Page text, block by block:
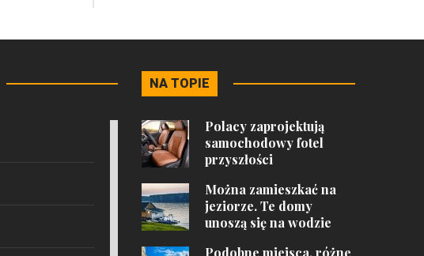
NA TOPIE
Polacy zaprojektują
samochodowy fotel
przyszłości
Można zamieszkać na
jeziorze. Te domy
unoszą się na wodzie
Podobne miejsca, różne